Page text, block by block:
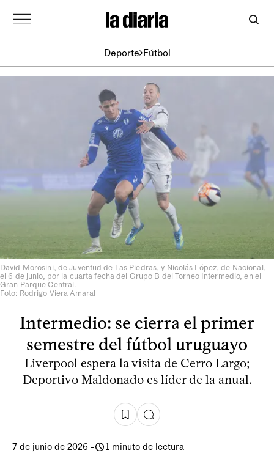
Deporte Fútbol
David Morosini, de Juventud de Las Piedras, y Nicolás López, de Nacional,
el 6 de junio, por la cuarta fecha del Grupo B del Torneo Intermedio, en el
Gran Parque Central.
Foto: Rodrigo Viera Amaral
Intermedio: se cierra el primer
semestre del fútbol uruguayo
Liverpool espera la visita de Cerro Largo;
Deportivo Maldonado es líder de la anual.
7 de junio de 2026 - 1 minuto de lectura